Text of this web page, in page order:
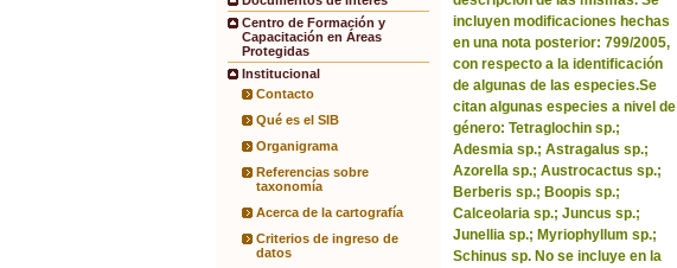
Centro de Formación y
Capacitación en Áreas
Protegidas
Institucional
Contacto
Qué es el SIB
Organigrama
Referencias sobre
taxonomía
Acerca de la cartografía
Criterios de ingreso de
datos
incluyen modificaciones hechas
en una nota posterior: 799/2005,
con respecto a la identificación
de algunas de las especies.Se
citan algunas especies a nivel de
género: Tetraglochin sp.;
Adesmia sp.; Astragalus sp.;
Azorella sp.; Austrocactus sp.;
Berberis sp.; Boopis sp.;
Calceolaria sp.; Juncus sp.;
Junellia sp.; Myriophyllum sp.;
Schinus sp. No se incluye en la